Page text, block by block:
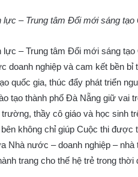
– Trung tâm Đổi mới sáng
lực – Trung tâm Đổi mới sáng
doanh nghiệp và cam kết bền bỉ
quốc gia, thúc đẩy phát triển
tạo thành phố Đà Nẵng giữ vai
thầy cô giáo và học sinh
không chỉ giúp Cuộc thi được
Nhà nước – doanh nghiệp –
trang cho thế hệ trẻ trong thời